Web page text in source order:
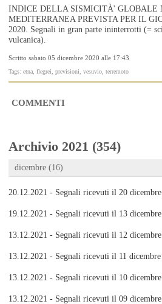
INDICE DELLA SISMICITÀ' GLOBALE
MEDITERRANEA PREVISTA PER IL
2020. Segnali in gran parte ininterrotti (=
vulcanica).
Scritto sabato 05 dicembre 2020 alle 17:43
Tags: etna, flegrei, previsioni, vesuvio, terremoto
COMMENTI
Archivio 2021 (354)
dicembre (16)
20.12.2021 - Segnali ricevuti il 20 dicembre
19.12.2021 - Segnali ricevuti il 13 dicembre
13.12.2021 - Segnali ricevuti il 12 dicembre
13.12.2021 - Segnali ricevuti il 11 dicembre
13.12.2021 - Segnali ricevuti il 10 dicembre
13.12.2021 - Segnali ricevuti il 09 dicembre